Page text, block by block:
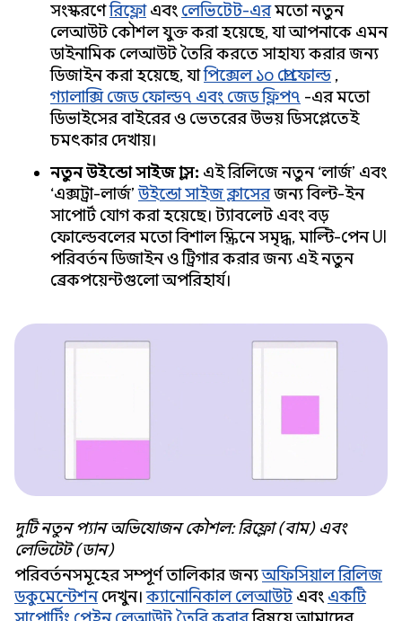
সংস্করণেরিফ্লোএবং লেভিটেট-এরমতো নতুন
লেআউট কৌশল যুক্ত করা হয়েছে, যা আপনাকে এমন
ডাইনামিক লেআউট তৈরি করতে সাহায্য করার জন্য
ডিজাইন করা হয়েছে, যাপিক্সেল ১০ প্রো ফোল্ড,
গ্যালাক্সি জেড ফোল্ড৭ এবং জেড ফ্লিপ৭ -এর মতো
ডিভাইসের বাইরের ও ভেতরের উভয় ডিসপ্লেতেই
চমৎকার দেখায়।
নতুন উইন্ডো সাইজ ক্লাস: এই রিলিজে নতুন ‘লার্জ’ এবং
‘এক্সট্রা-লার্জ’উইন্ডো সাইজ ক্লাসেরজন্য বিল্ট-ইন
সাপোর্ট যোগ করা হয়েছে। ট্যাবলেট এবং বড়
ফোল্ডেবলের মতো বিশাল স্ক্রিনে সমৃদ্ধ, মাল্টি-পেন UI
পরিবর্তন ডিজাইন ও ট্রিগার করার জন্য এই নতুন
ব্রেকপয়েন্টগুলো অপরিহার্য।
দুটি নতুন প্যান অভিযোজন কৌশল: রিফ্লো (বাম) এবং
লেভিটেট (ডান)
পরিবর্তনসমূহের সম্পূর্ণ তালিকার জন্যঅফিসিয়াল রিলিজ
ডকুমেন্টেশনদেখুন।ক্যানোনিকাল লেআউটএবং একটি